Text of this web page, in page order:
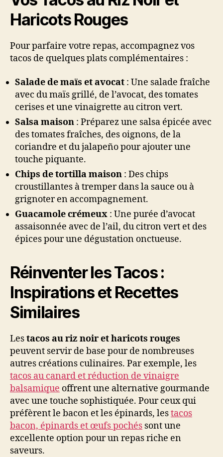
Haricots Rouges
Pour parfaire votre repas, accompagnez vos
tacos de quelques plats complémentaires :
Salade de maïs et avocat : Une salade fraîche
avec du maïs grillé, de l’avocat, des tomates
cerises et une vinaigrette au citron vert.
Salsa maison : Préparez une salsa épicée avec
des tomates fraîches, des oignons, de la
coriandre et du jalapeño pour ajouter une
touche piquante.
Chips de tortilla maison : Des chips
croustillantes à tremper dans la sauce ou à
grignoter en accompagnement.
Guacamole crémeux : Une purée d’avocat
assaisonnée avec de l’ail, du citron vert et des
épices pour une dégustation onctueuse.
Réinventer les Tacos :
Inspirations et Recettes
Similaires
Lestacos au riz noir et haricots rouges
peuvent servir de base pour de nombreuses
autres créations culinaires. Par exemple, les
tacos au canard et réduction de vinaigre
balsamique offrent une alternative gourmande
avec une touche sophistiquée. Pour ceux qui
préfèrent le bacon et les épinards, lestacos
bacon, épinards et œufs pochés sont une
excellente option pour un repas riche en
saveurs.